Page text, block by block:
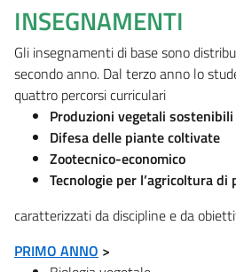
INSEGNAMENTI
Gli insegnamenti di base sono
secondo anno. Dal terzo anno lo
quattro percorsi curriculari
Produzioni vegetali sostenibili
Difesa delle piante coltivate
Zootecnico-economico
Tecnologie per l’agricoltura di
caratterizzati da discipline e da
PRIMO ANNO >